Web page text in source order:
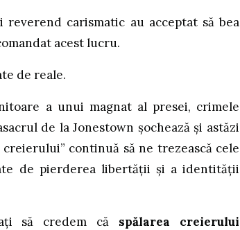
carismatic au acceptat să bea
acest lucru.
de reale.
a unui magnat al presei, crimele
de la Jonestown șochează și astăzi
continuă să ne trezească cele
de pierderea libertății și a identității
să credem că spălarea creierului